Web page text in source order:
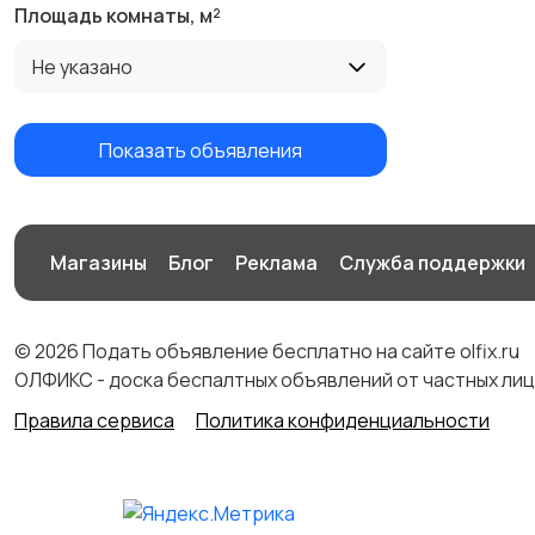
Площадь комнаты, м²
Не указано
Показать объявления
Магазины Блог Реклама Служба поддержки
© 2026 Подать объявление бесплатно на сайте olfix.ru
ОЛФИКС - доска беспалтных объявлений от частных
Правила сервиса
Политика конфиденциальности